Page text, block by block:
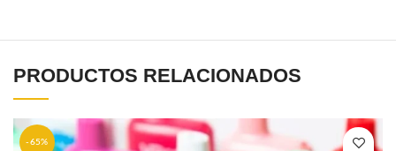
PRODUCTOS RELACIONADOS
-65%